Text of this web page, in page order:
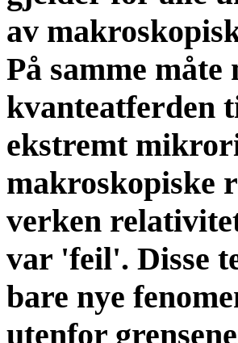
av
På samme
kvanteatferden
ekstremt
makroskopiske
verken
var 'feil'. Disse
bare nye
utenfor